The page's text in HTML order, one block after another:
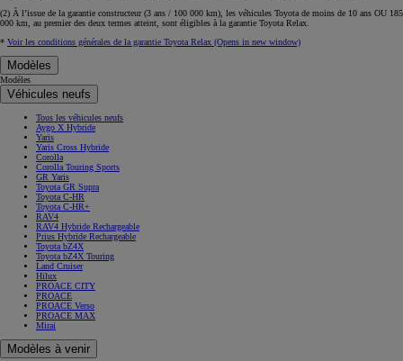
(2) À l’issue de la garantie constructeur (3 ans / 100 000 km), les véhicules Toyota de moins de 10 ans OU 185
000 km, au premier des deux termes atteint, sont éligibles à la garantie Toyota Relax.
* Voir les conditions générales de la garantie Toyota Relax (Opens in new window)
Modèles
Modèles
Véhicules neufs
Tous les véhicules neufs
Aygo X Hybride
Yaris
Yaris Cross Hybride
Corolla
Corolla Touring Sports
GR Yaris
Toyota GR Supra
Toyota C-HR
Toyota C-HR+
RAV4
RAV4 Hybride Rechargeable
Prius Hybride Rechargeable
Toyota bZ4X
Toyota bZ4X Touring
Land Cruiser
Hilux
PROACE CITY
PROACE
PROACE Verso
PROACE MAX
Mirai
Modèles à venir